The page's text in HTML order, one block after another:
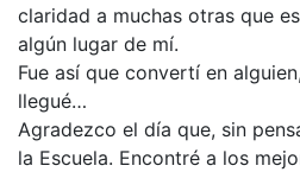
claridad a muchas otras que
algún lugar de mí.
Fue así que convertí en
llegué…
Agradezco el día que, sin
la Escuela. Encontré a los